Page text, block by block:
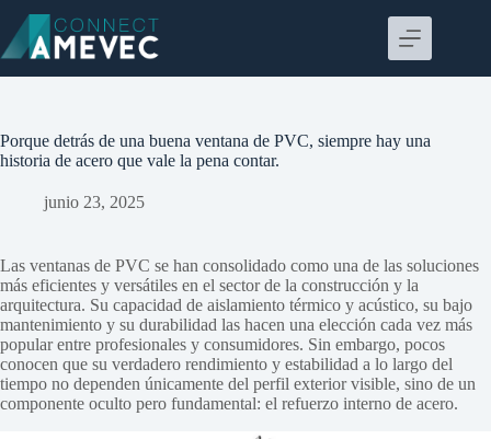
contenido
Porque detrás de una buena ventana de PVC, siempre hay una
historia de acero que vale la pena contar.
junio 23, 2025
Las ventanas de PVC se han consolidado como una de las soluciones
más eficientes y versátiles en el sector de la construcción y la
arquitectura. Su capacidad de aislamiento térmico y acústico, su bajo
mantenimiento y su durabilidad las hacen una elección cada vez más
popular entre profesionales y consumidores. Sin embargo, pocos
conocen que su verdadero rendimiento y estabilidad a lo largo del
tiempo no dependen únicamente del perfil exterior visible, sino de un
componente oculto pero fundamental: el refuerzo interno de acero.